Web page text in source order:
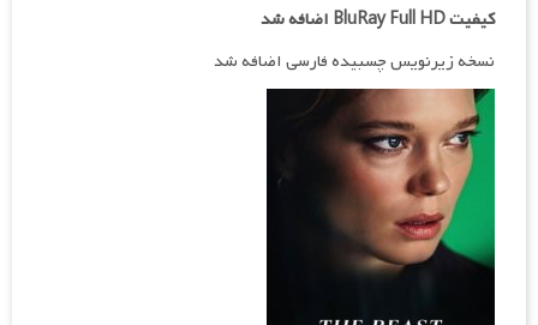
کیفیت BluRay Full HD اضافه شد
نسخه زیرنویس چسبیده فارسی اضافه شد